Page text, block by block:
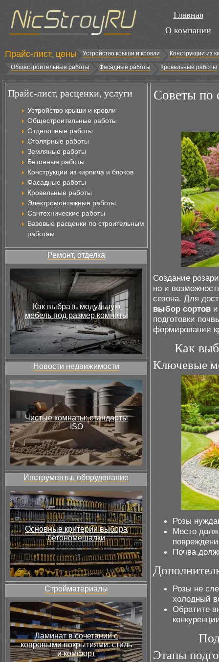
Главная
О компании
Прайс-лист, цены Устройство крыши и кровли
Конструкции из
Общестроительные работы
Фасадные работы Кровельные работы
Прайс-лист, расценки, услуги
Устройство крыши и кровли
Общестроительные работы
Отделочные работы
Столярные работы
Земляные работы
Бетонные работы
Конструкции из кирпича и блоков
Фасадные работы
Кровельные работы
Электромонтажные работы
Сантехнические работы
Базовые расценки по строительным
работам
Ремонт, отделка
Как выбрать модульную
мебель под размер комнаты
Новости недвижимости
Чистые комнаты: стандарты
ISO
Инструменты, оборудование
Основные критерии выбора
бетономешалки
Стройматериалы
Ламинат в сочетании с
ковровыми покрытиями: стиль
и комфорт
Советы по
Создание
но и
сезона. Для
выбор сортов
подготовки
формировании
Как
Ключевые
Розы
Место
Почва
Розы не
холодный
Обратите
Этапы